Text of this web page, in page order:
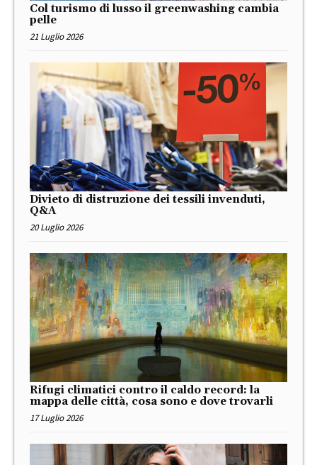
Col turismo di lusso il greenwashing cambia
pelle
21 Luglio 2026
Divieto di distruzione dei tessili invenduti,
Q&A
20 Luglio 2026
Rifugi climatici contro il caldo record: la
mappa delle città, cosa sono e dove trovarli
17 Luglio 2026